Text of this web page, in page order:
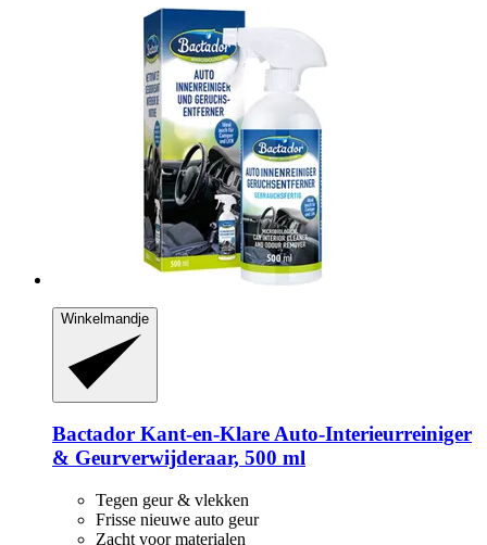
Winkelmandje
Bactador Kant-​en-​Klare Auto-​Interieurreiniger
& Geurverwijderaar, 500 ml
Tegen geur & vlekken
Frisse nieuwe auto geur
Zacht voor materialen